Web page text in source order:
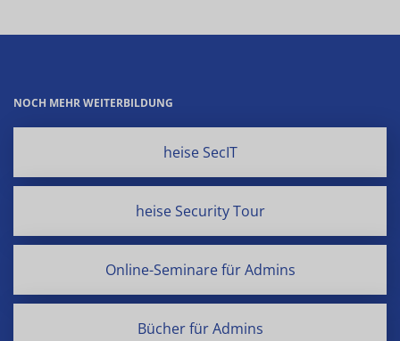
NOCH MEHR WEITERBILDUNG
heise SecIT
heise Security Tour
Online-Seminare für Admins
Bücher für Admins